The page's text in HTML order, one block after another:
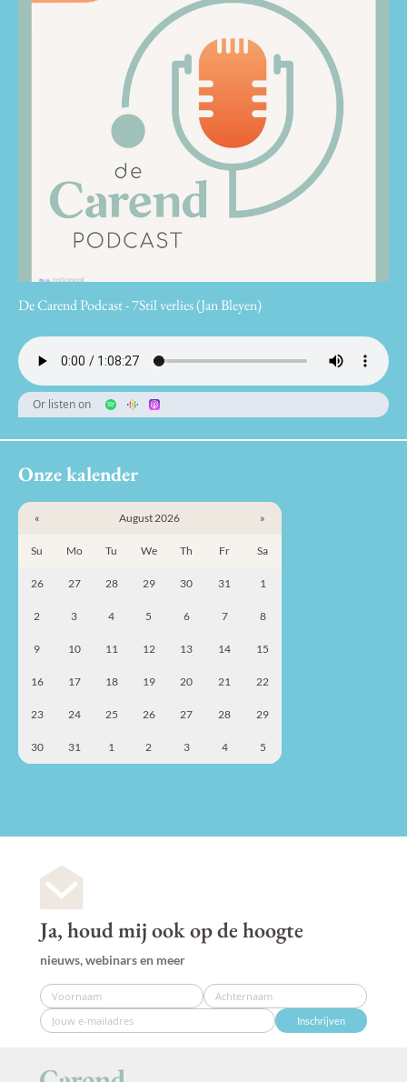
De Carend Podcast - 7Stil verlies (Jan Bleyen)
Or listen on
Onze kalender
« August 2026 »
Su Mo Tu We Th Fr Sa
26 27 28 29 30 31 1
2 3 4 5 6 7 8
9 10 11 12 13 14 15
16 17 18 19 20 21 22
23 24 25 26 27 28 29
30 31 1 2 3 4 5
Ja, houd mij ook op de hoogte
nieuws, webinars en meer
Inschrijven